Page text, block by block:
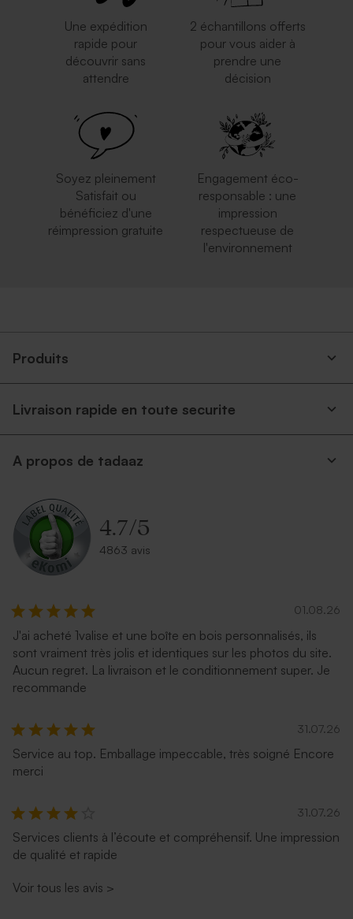
Une expédition
rapide pour
découvrir sans
attendre
2 échantillons offerts
pour vous aider à
prendre une
décision
Soyez pleinement
Satisfait ou
bénéficiez d'une
réimpression gratuite
Engagement éco-
responsable : une
impression
respectueuse de
l'environnement
Produits
Livraison rapide en toute securite
A propos de tadaaz
4.7/5
4863 avis
01.08.26
J'ai acheté 1valise et une boîte en bois personnalisés, ils
sont vraiment très jolis et identiques sur les photos du site.
Aucun regret. La livraison et le conditionnement super. Je
recommande
31.07.26
Service au top. Emballage impeccable, très soigné Encore
merci
31.07.26
Services clients à l’écoute et compréhensif. Une impression
de qualité et rapide
Voir tous les avis >